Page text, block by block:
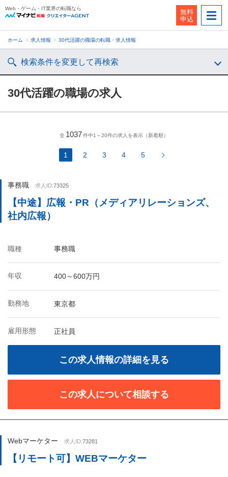
Web・ゲーム・IT業界の転職なら
無料
申込
ホーム 求人情報 30代活躍の職場の転職・求人情報
検索条件を変更して再検索
30代活躍の職場の求人
全 1037件中1～20件の求人を表示（新着順）
1 2 3 4 5
事務職 求人ID:73325
【中途】広報・PR（メディアリレーションズ、
社内広報）
職種 事務職
年収 400～600万円
勤務地 東京都
雇用形態 正社員
この求人情報の詳細を見る
この求人について相談する
Webマーケター 求人ID:73281
【リモート可】WEBマーケター